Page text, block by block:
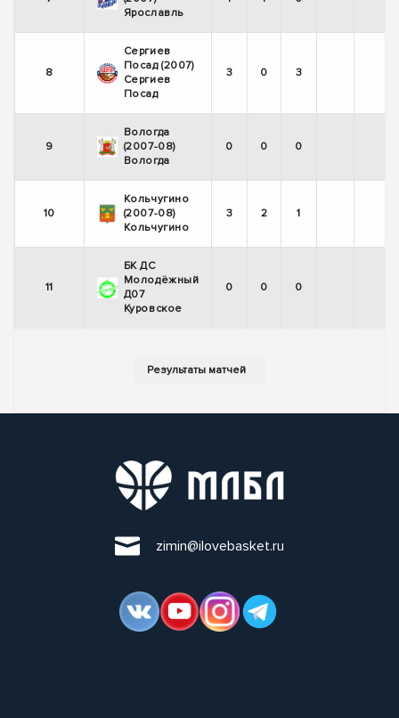
Ярославль
8
Сергиев
Посад (2007)
Сергиев
Посад
3 0 3
9
Вологда
(2007-08)
Вологда
0 0 0
10
Кольчугино
(2007-08)
Кольчугино
3 2 1
11
БК ДС
Молодёжный
Д07
Куровское
0 0 0
zimin@ilovebasket.ru